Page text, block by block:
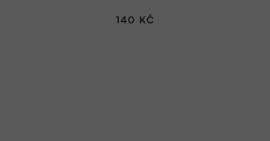
140 KČ